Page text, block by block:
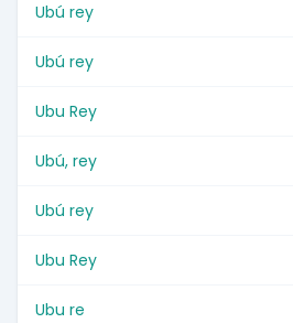
Ubú rey
Ubú rey
Ubu Rey
Ubú, rey
Ubú rey
Ubu Rey
Ubu re